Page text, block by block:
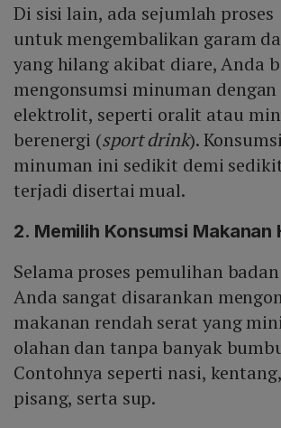
Di sisi lain, ada sejumlah proses
untuk mengembalikan garam
yang hilang akibat diare, Anda
mengonsumsi minuman
elektrolit, seperti oralit atau
berenergi (sport drink).
minuman ini sedikit demi
terjadi disertai mual.
2. Memilih Konsumsi Makanan
Selama proses pemulihan
Anda sangat disarankan
makanan rendah serat yang
olahan dan tanpa banyak
Contohnya seperti nasi,
pisang, serta sup.